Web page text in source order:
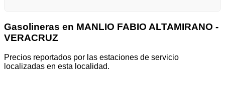
Gasolineras en MANLIO FABIO ALTAMIRANO -
VERACRUZ
Precios reportados por las estaciones de servicio
localizadas en esta localidad.